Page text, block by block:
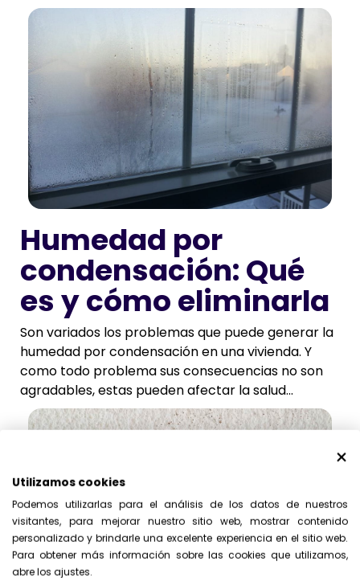
Humedad por
condensación: Qué
es y cómo eliminarla
Son variados los problemas que puede generar la
humedad por condensación en una vivienda. Y
como todo problema sus consecuencias no son
agradables, estas pueden afectar la salud...
Utilizamos cookies
Podemos utilizarlas para el análisis de los datos de nuestros
visitantes, para mejorar nuestro sitio web, mostrar contenido
personalizado y brindarle una excelente experiencia en el sitio web.
Para obtener más información sobre las cookies que utilizamos,
abre los ajustes.